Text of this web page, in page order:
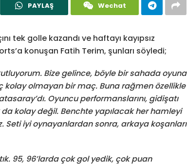
PAYLAŞ Wechat
tek golle kazandı ve haftayı kayıpsız
konuşan Fatih Terim, şunları söyledi;
Bize gelince, böyle bir sahada oyuna
kolay olmayan bir maç. Buna rağmen özellikle
Oyuncu performanslarını, gidişatı
kolay değil. Benchte yapılacak her hamleyi
Seti iyi oynayanlardan sonra, arkaya koşanları
95, 96’larda çok gol yedik, çok puan